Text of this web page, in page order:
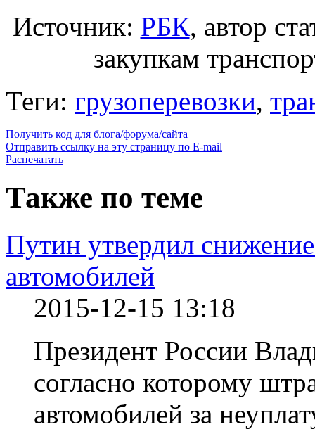
Источник: РБК, автор
закупкам
Теги: грузоперевозки,
Получить код для блога/форума/сайта
Отправить ссылку на эту страницу по E-mail
Распечатать
Также по теме
Путин утвердил
автомобилей
2015-12-15 13:18
Президент России
согласно которому
автомобилей за